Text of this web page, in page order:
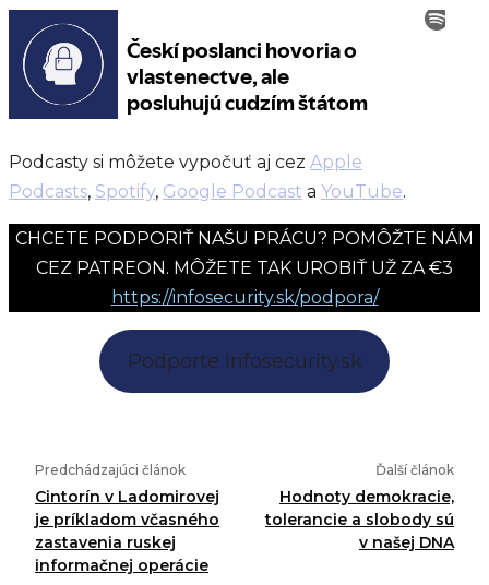
Podcasty si môžete vypočuť aj cez Apple
Podcasts, Spotify, Google Podcast a YouTube.
CHCETE PODPORIŤ NAŠU PRÁCU? POMÔŽTE NÁM
CEZ PATREON. MÔŽETE TAK UROBIŤ UŽ ZA €3
https://infosecurity.sk/podpora/
Podporte Infosecurity.sk
Predchádzajúci článok
Cintorín v Ladomirovej
je príkladom včasného
zastavenia ruskej
informačnej operácie
Ďalší článok
Hodnoty demokracie,
tolerancie a slobody sú
v našej DNA